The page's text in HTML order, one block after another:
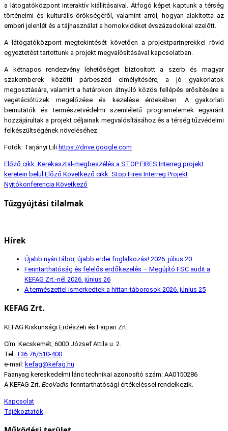
a látogatóközpont interaktív kiállításaival. Átfogó képet kaptunk a térség
történelmi és kulturális örökségéről, valamint arról, hogyan alakította az
emberi jelenlét és a tájhasználat a homokvidéket évszázadokkal ezelőtt.
A látógatóközpont megtekintését követően a projektpartnerekkel rövid
egyeztetést tartottunk a projekt megvalósításával kapcsolatban.
A kétnapos rendezvény lehetőséget biztosított a szerb és magyar
szakemberek közötti párbeszéd elmélyítésére, a jó gyakorlatok
megosztására, valamint a határokon átnyúló közös fellépés erősítésére a
vegetációtüzek megelőzése és kezelése érdekében. A gyakorlati
bemutatók és természetvédelmi szemléletű programelemek egyaránt
hozzájárultak a projekt céljainak megvalósításához és a térség tűzvédelmi
felkészültségének növeléséhez.
Fotók: Tarjányi Lili https://drive.google.com
Előző cikk: Kerekasztal-megbeszélés a STOP FIRES Interreg projekt
keretein belül Előző Következő cikk: Stop Fires Interreg Projekt
Nyitókonferencia Következő
Tűzgyújtási tilalmak
Hírek
Újabb nyári tábor, újabb erdei foglalkozás! 2026. július 20
Fenntarthatóság és felelős erdőkezelés – Megújító FSC audit a
KEFAG Zrt.-nél 2026. június 26
A természettel ismerkedtek a hittan-táborosok 2026. június 25
KEFAG Zrt.
KEFAG Kiskunsági Erdészeti és Faipari Zrt.
Cím: Kecskemét, 6000 József Attila u. 2.
Tel. +36 76/510-400
e-mail: kefag@kefag.hu
Faanyag kereskedelmi lánc technikai azonosító szám: AA0150286
A KEFAG Zrt. EcoVadis fenntarthatósági értékeléssel rendelkezik.
Kapcsolat
Tájékoztatók